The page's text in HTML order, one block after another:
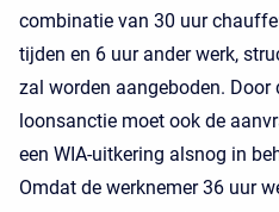
combinatie van 30 uur
tijden en 6 uur ander werk,
zal worden aangeboden. Door
loonsanctie moet ook de
een WIA-uitkering alsnog in
Omdat de werknemer 36 uur